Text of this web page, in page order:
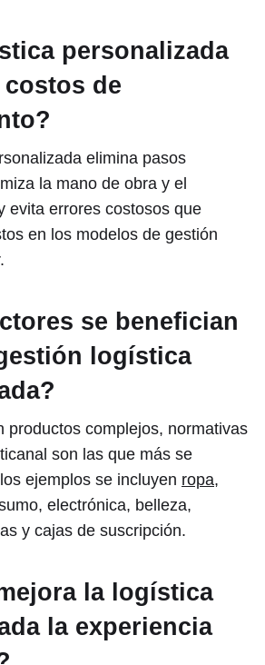
personalizada
de
elimina pasos
la mano de obra y el
evita errores costosos que
en los modelos de gestión
se benefician
logística
productos complejos, normativas
son las que más se
ejemplos se incluyen ropa,
electrónica, belleza,
y cajas de suscripción.
la logística
la experiencia